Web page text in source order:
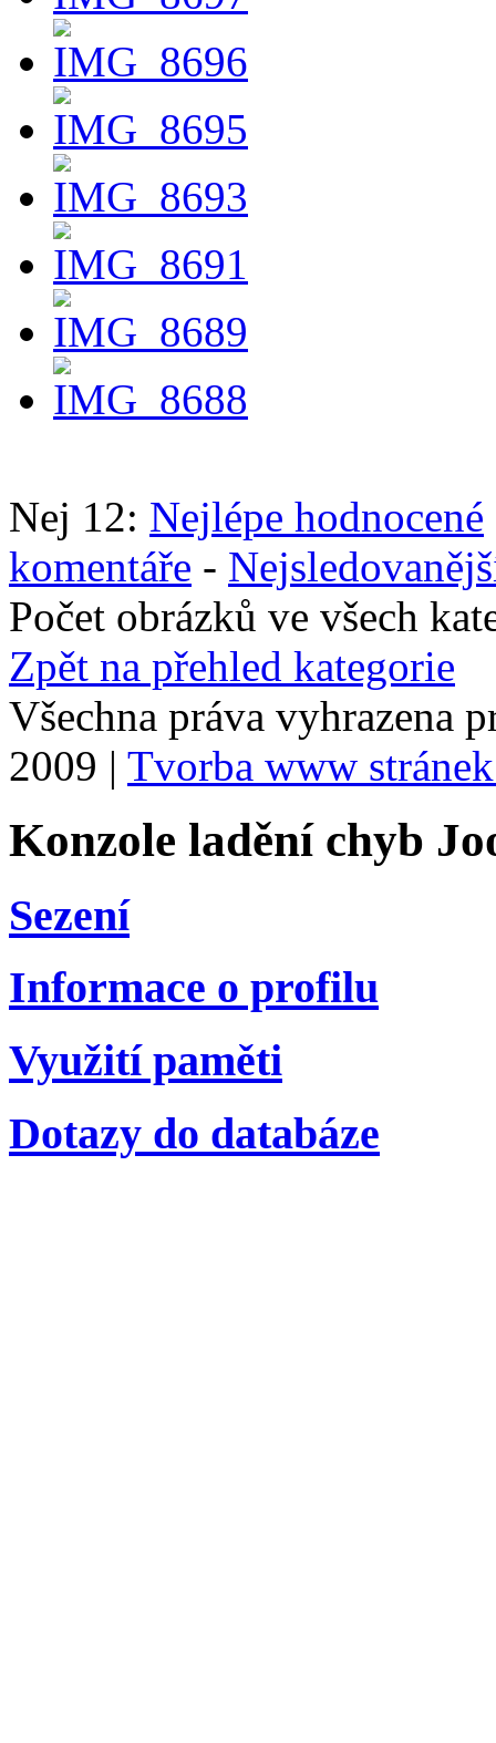
Nej 12: Nejlépe hodnocené
komentáře -
Počet obrázků ve všech
Zpět na přehled kategorie
Všechna práva vyhrazena
2009 | Tvorba www
Konzole ladění chyb
Sezení
Informace o profilu
Využití paměti
Dotazy do databáze